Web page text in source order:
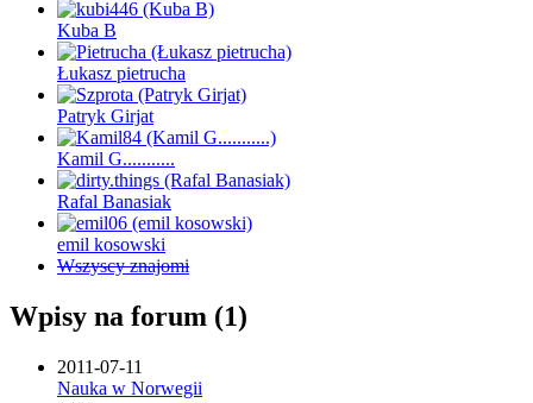
Kuba B
Łukasz pietrucha
Patryk Girjat
Kamil G...........
Rafal Banasiak
emil kosowski
Wszyscy znajomi
Wpisy na forum (1)
2011-07-11
Nauka w Norwegii